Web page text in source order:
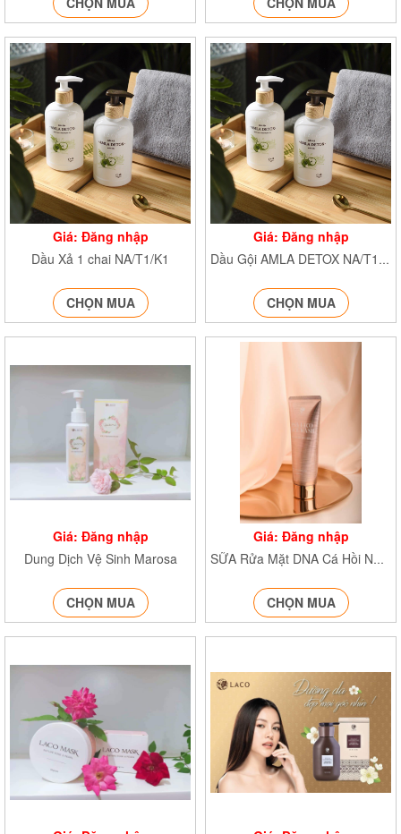
Giá: Đăng nhập
Dầu Xả 1 chai NA/T1/K1
CHỌN MUA
Giá: Đăng nhập
Dầu Gội AMLA DETOX NA/T1/K1
CHỌN MUA
Giá: Đăng nhập
Dung Dịch Vệ Sinh Marosa
CHỌN MUA
Giá: Đăng nhập
SỮA Rửa Mặt DNA Cá Hồi NA/T2/PB/K4
CHỌN MUA